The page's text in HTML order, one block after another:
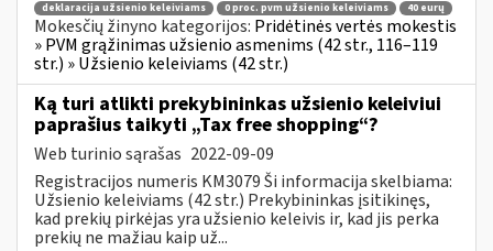
deklaracija užsienio keleiviams
0 proc. pvm užsienio keleiviams 40 eurų
Mokesčių žinyno kategorijos: Pridėtinės vertės mokestis
» PVM grąžinimas užsienio asmenims (42 str., 116–119
str.) » Užsienio keleiviams (42 str.)
Ką turi atlikti prekybininkas užsienio keleiviui
paprašius taikyti „Tax free shopping“?
Web turinio sąrašas 2022-09-09
Registracijos numeris KM3079 Ši informacija skelbiama:
Užsienio keleiviams (42 str.) Prekybininkas įsitikinęs,
kad prekių pirkėjas yra užsienio keleivis ir, kad jis perka
prekių ne mažiau kaip už...